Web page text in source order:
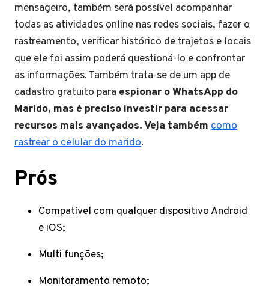
mensageiro, também será possível acompanhar
todas as atividades online nas redes sociais, fazer o
rastreamento, verificar histórico de trajetos e locais
que ele foi assim poderá questioná-lo e confrontar
as informações. Também trata-se de um app de
cadastro gratuito para espionar o WhatsApp do
Marido, mas é preciso investir para acessar
recursos mais avançados. Veja também como
rastrear o celular do marido.
Prós
Compatível com qualquer dispositivo Android
e iOS;
Multi funções;
Monitoramento remoto;